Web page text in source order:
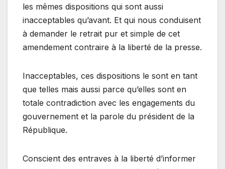
les mêmes dispositions qui sont aussi
inacceptables qu’avant. Et qui nous conduisent
à demander le retrait pur et simple de cet
amendement contraire à la liberté de la presse.
Inacceptables, ces dispositions le sont en tant
que telles mais aussi parce qu’elles sont en
totale contradiction avec les engagements du
gouvernement et la parole du président de la
République.
Conscient des entraves à la liberté d’informer